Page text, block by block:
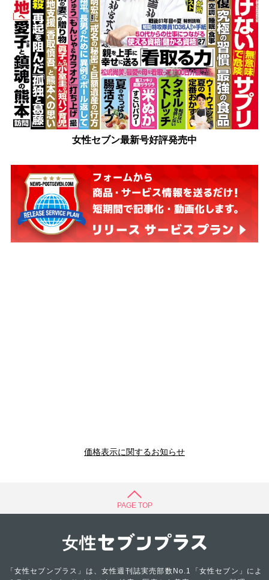
女性セブン最新号好評発売中
価格表示に関するお知らせ
PAGE TOP
「女性セブンプラス」は、女性週刊誌実売部数No.1「女性セブン」によ